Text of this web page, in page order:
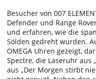
Besucher von 007
Defender und Range
und erfahren, wie die
Sölden gedreht wurden.
OMEGA Uhren gezeigt,
Spectre, die Laseruhr aus
aus „Der Morgen stirbt